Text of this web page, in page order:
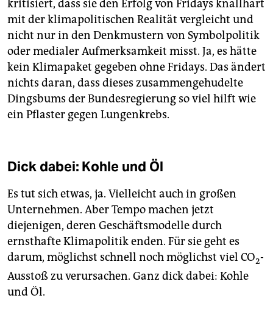
kritisiert, dass sie den Erfolg von Fridays knallhart
mit der klimapolitischen Realität vergleicht und
nicht nur in den Denkmustern von Symbolpolitik
oder medialer Aufmerksamkeit misst. Ja, es hätte
kein Klimapaket gegeben ohne Fridays. Das ändert
nichts daran, dass dieses zusammengehudelte
Dingsbums der Bundesregierung so viel hilft wie
ein Pflaster gegen Lungenkrebs.
Dick dabei: Kohle und Öl
Es tut sich etwas, ja. Vielleicht auch in großen
Unternehmen. Aber Tempo machen jetzt
diejenigen, deren Geschäftsmodelle durch
ernsthafte Klimapolitik enden. Für sie geht es
darum, möglichst schnell noch möglichst viel CO2-
Ausstoß zu verursachen. Ganz dick dabei: Kohle
und Öl.